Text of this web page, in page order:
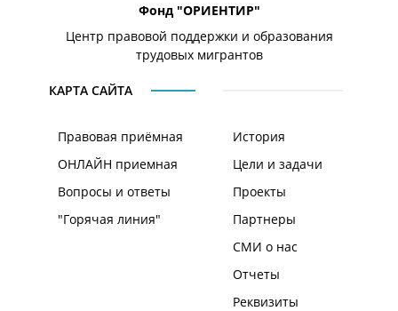
Фонд "ОРИЕНТИР"
Центр правовой поддержки и образования
трудовых мигрантов
КАРТА САЙТА
Правовая приёмная
ОНЛАЙН приемная
Вопросы и ответы
"Горячая линия"
История
Цели и задачи
Проекты
Партнеры
СМИ о нас
Отчеты
Реквизиты